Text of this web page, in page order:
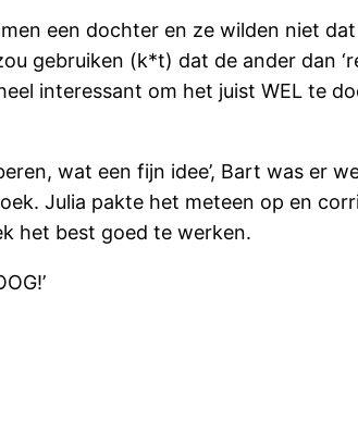
een dochter en ze wilden niet
gebruiken (k*t) dat de ander dan
interessant om het juist WEL te
wat een fijn idee’, Bart was er
Julia pakte het meteen op en
het best goed te werken.